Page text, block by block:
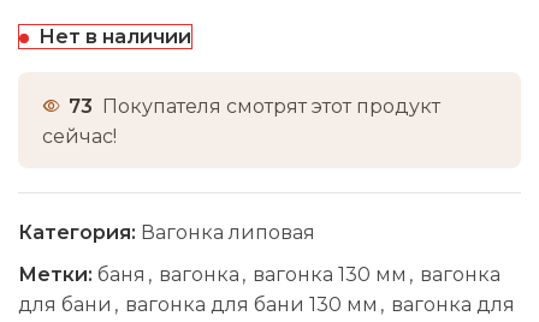
Нет в наличии
73 Покупателя смотрят этот продукт
сейчас!
Категория: Вагонка липовая
Метки: баня , вагонка , вагонка 130 мм , вагонка
для бани , вагонка для бани 130 мм , вагонка для